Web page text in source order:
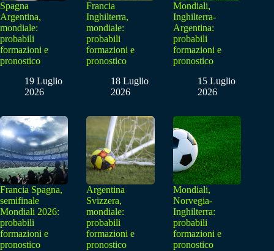
Spagna
Argentina,
mondiale:
probabili
formazioni e
pronostico
19 Luglio
2026
Francia
Inghilterra,
mondiale:
probabili
formazioni e
pronostico
18 Luglio
2026
Mondiali,
Inghilterra-
Argentina:
probabili
formazioni e
pronostico
15 Luglio
2026
Francia Spagna,
semifinale
Mondiali 2026:
probabili
formazioni e
pronostico
Argentina
Svizzera,
mondiale:
probabili
formazioni e
pronostico
Mondiali,
Norvegia-
Inghilterra:
probabili
formazioni e
pronostico